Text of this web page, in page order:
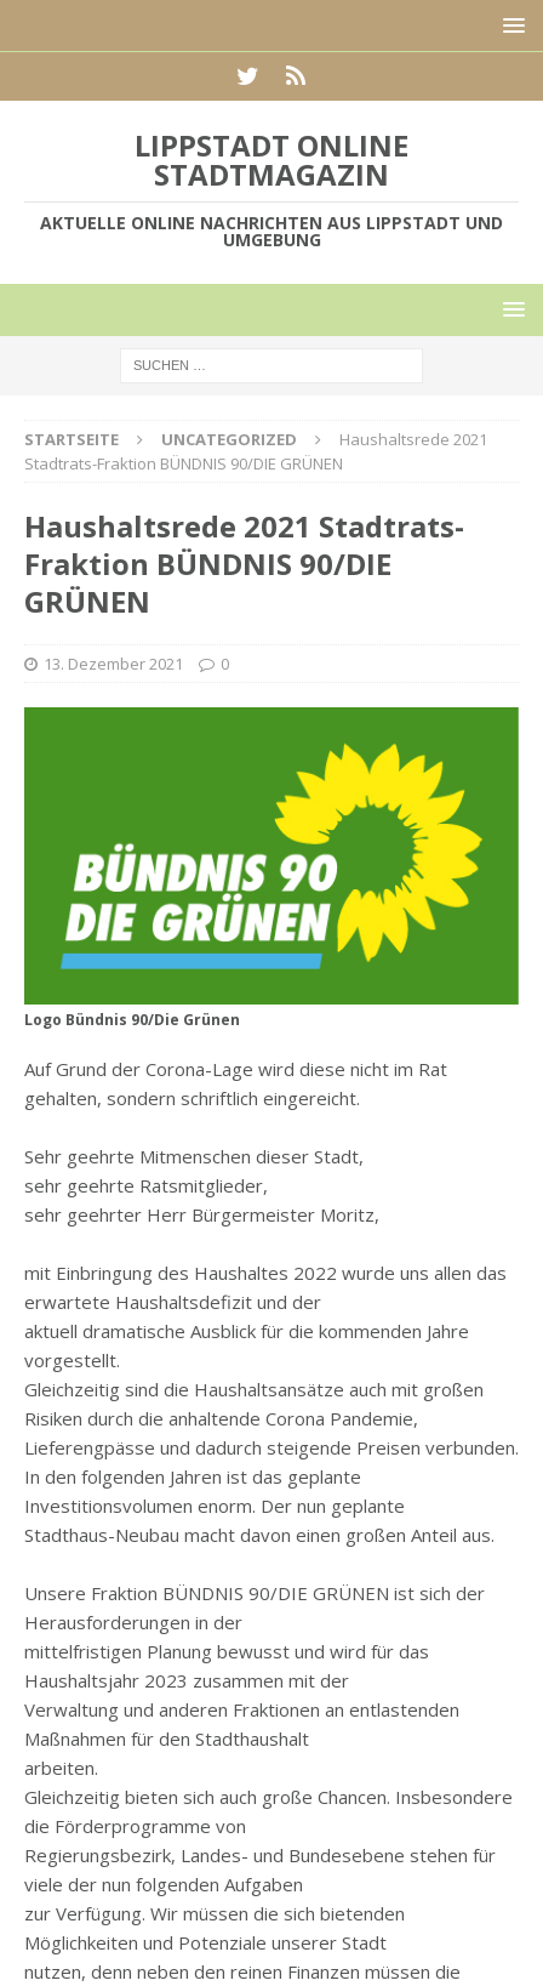
LIPPSTADT ONLINE
STADTMAGAZIN
AKTUELLE ONLINE NACHRICHTEN AUS LIPPSTADT UND
UMGEBUNG
STARTSEITE UNCATEGORIZED
Haushaltsrede 2021
Stadtrats-Fraktion BÜNDNIS 90/DIE GRÜNEN
Haushaltsrede 2021 Stadtrats-
Fraktion BÜNDNIS 90/DIE
GRÜNEN
13. Dezember 2021 0
Logo Bündnis 90/Die Grünen
Auf Grund der Corona-Lage wird diese nicht im Rat
gehalten, sondern schriftlich eingereicht.
Sehr geehrte Mitmenschen dieser Stadt,
sehr geehrte Ratsmitglieder,
sehr geehrter Herr Bürgermeister Moritz,
mit Einbringung des Haushaltes 2022 wurde uns allen das
erwartete Haushaltsdefizit und der
aktuell dramatische Ausblick für die kommenden Jahre
vorgestellt.
Gleichzeitig sind die Haushaltsansätze auch mit großen
Risiken durch die anhaltende Corona Pandemie,
Lieferengpässe und dadurch steigende Preisen verbunden.
In den folgenden Jahren ist das geplante
Investitionsvolumen enorm. Der nun geplante
Stadthaus-Neubau macht davon einen großen Anteil aus.
Unsere Fraktion BÜNDNIS 90/DIE GRÜNEN ist sich der
Herausforderungen in der
mittelfristigen Planung bewusst und wird für das
Haushaltsjahr 2023 zusammen mit der
Verwaltung und anderen Fraktionen an entlastenden
Maßnahmen für den Stadthaushalt
arbeiten.
Gleichzeitig bieten sich auch große Chancen. Insbesondere
die Förderprogramme von
Regierungsbezirk, Landes- und Bundesebene stehen für
viele der nun folgenden Aufgaben
zur Verfügung. Wir müssen die sich bietenden
Möglichkeiten und Potenziale unserer Stadt
nutzen, denn neben den reinen Finanzen müssen die